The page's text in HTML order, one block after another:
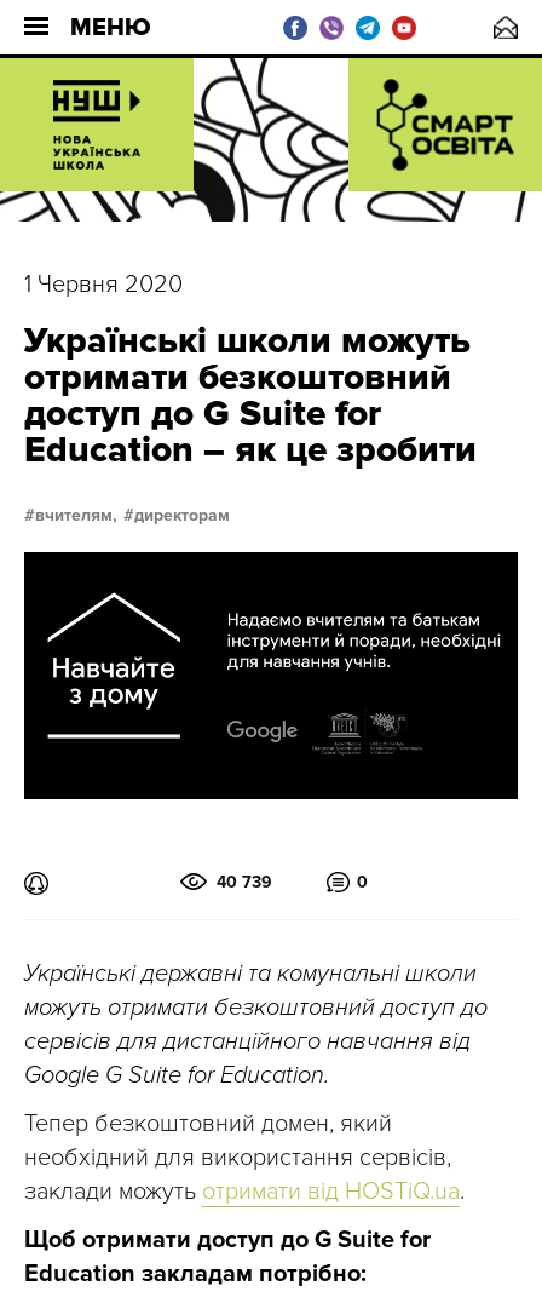
МЕНЮ
1 Червня 2020
Українські школи можуть
отримати безкоштовний
доступ до G Suite for
Education – як це зробити
вчителям, директорам
40 739 0
Українські державні та комунальні школи
можуть отримати безкоштовний доступ до
сервісів для дистанційного навчання від
Google G Suite for Education.
Тепер безкоштовний домен, який
необхідний для використання сервісів,
заклади можуть отримати від HOSTiQ.ua.
Щоб отримати доступ до G Suite for
Education закладам потрібно: